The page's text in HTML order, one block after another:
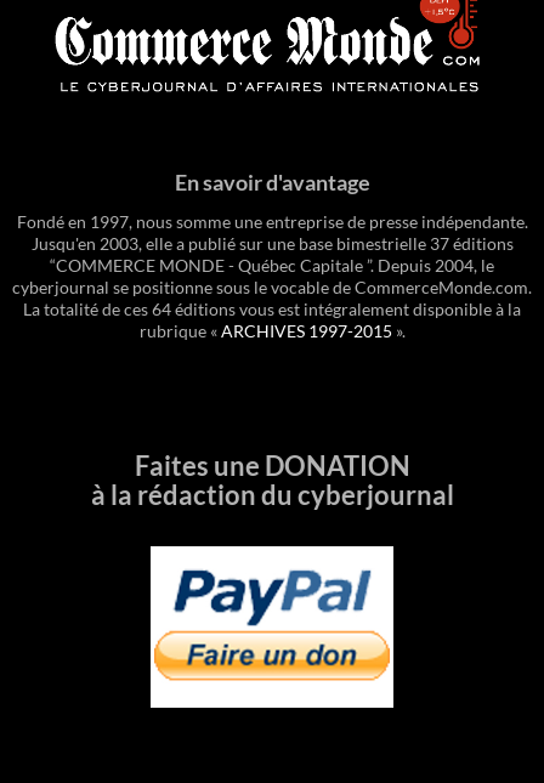
En savoir d'avantage
Fondé en 1997, nous somme une entreprise de presse indépendante.
Jusqu'en 2003, elle a publié sur une base bimestrielle 37 éditions
“COMMERCE MONDE - Québec Capitale ”. Depuis 2004, le
cyberjournal se positionne sous le vocable de CommerceMonde.com.
La totalité de ces 64 éditions vous est intégralement disponible à la
rubrique «ARCHIVES 1997-2015 ».
Faites une DONATION
à la rédaction du cyberjournal